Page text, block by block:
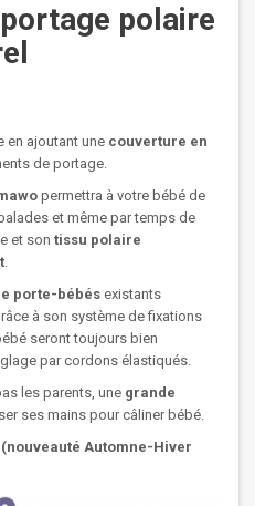
polaire
en ajoutant une couverture en
de portage.
permettra à votre bébé de
et même par temps de
et son tissu polaire
.
porte-bébés existants
à son système de fixations
seront toujours bien
par cordons élastiqués.
les parents, une grande
ses mains pour câliner bébé.
Automne-Hiver